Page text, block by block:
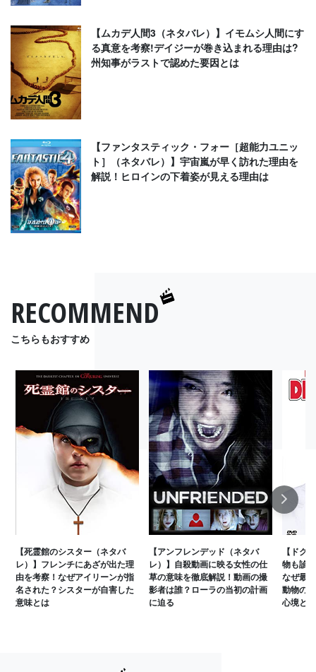
【ムカデ人間3（ネタバレ）】イモムシ人間にす
る真意を考察!デイジーが巻き込まれる理由は?
州知事がラストで認めた要因とは
【ファンタスティック・フォー［超能力ユニッ
ト］（ネタバレ）】宇宙嵐が早く訪れた理由を
解説！ヒロインの下着姿が見える理由は
RECOMMEND
こちらもおすすめ
【死霊館のシスター（ネタバ
レ）】フレンチにあざが出た理
由を考察！なぜアイリーンが指
名された？シスターが自害した
意味とは
【アンフレンデッド（ネタバ
レ）】自殺動画に映る女性の仕
草の意味を徹底解説！動画の撮
影者は誰？ローラの当初の計画
に迫る
【ドク
物も診
なぜ最
動物の
心境とは
Next